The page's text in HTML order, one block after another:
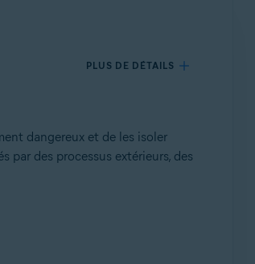
PLUS DE DÉTAILS
dangereux et de les isoler
des processus extérieurs, des